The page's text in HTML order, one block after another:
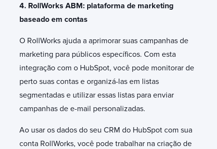
4. RollWorks ABM: plataforma de marketing
baseado em contas
O RollWorks ajuda a aprimorar suas campanhas de
marketing para públicos específicos. Com esta
integração com o HubSpot, você pode monitorar de
perto suas contas e organizá-las em listas
segmentadas e utilizar essas listas para enviar
campanhas de e-mail personalizadas.
Ao usar os dados do seu CRM do HubSpot com sua
conta RollWorks, você pode trabalhar na criação de